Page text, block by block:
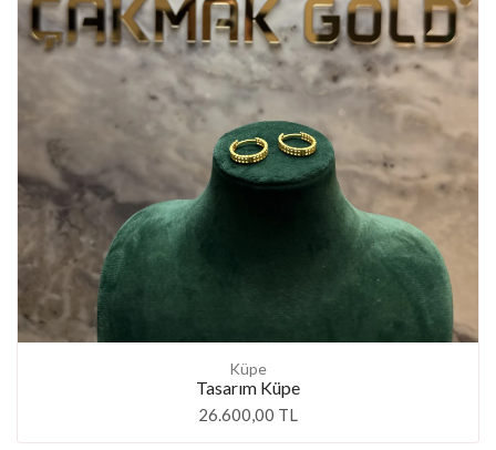
Küpe
Tasarım Küpe
26.600,00 TL